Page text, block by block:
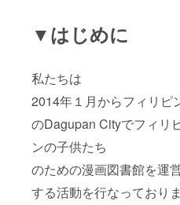
▼はじめに
私たちは
2014年１月からフィリピ
のDagupan Cityでフィリ
ンの子供たち
のための漫画図書館を運
する活動を行なっておりま